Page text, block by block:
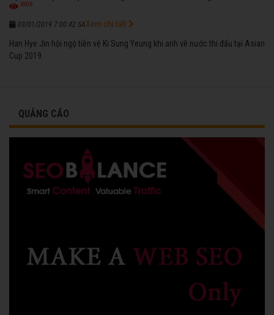
4506
03/01/2019 7:00:42 SA
Han Hye Jin hội ngộ tiền vệ Ki Sung Yeung khi anh về nước thi đấu tại Asian
Cup 2019.
Xem chi tiết
QUẢNG CÁO